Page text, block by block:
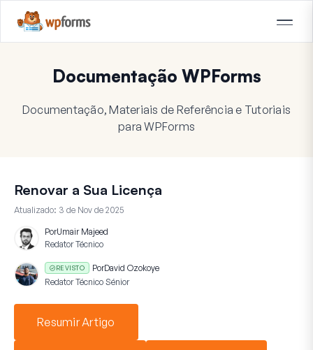
Documentação WPForms
Documentação, Materiais de Referência e Tutoriais
para WPForms
Renovar a Sua Licença
Atualizado: 3 de Nov de 2025
PorUmair Majeed
Redator Técnico
REVISTO PorDavid Ozokoye
Redator Técnico Sénior
Resumir Artigo